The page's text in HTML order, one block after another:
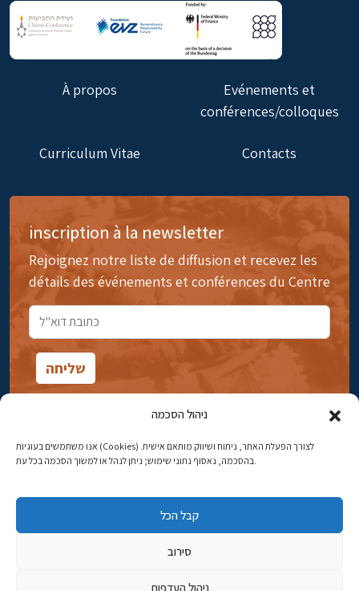
ניהול הסכמה
אנו משתמשים בעוגיות (Cookies) לצורך הפעלת האתר, ניתוח ושיווק מותאם אישית.
בהסכמה, נאסוף נתוני שימוש; ניתן לנהל או למשוך הסכמה בכל עת.
קבל הכל
סירוב
ניהול העדפות
À propos
Evénements et
conférences/colloques
Curriculum Vitae Contacts
inscription à la newsletter
Rejoignez notre liste de diffusion et recevez les
détails des événements et conférences du Centre
14rue Ibn Gavirol, Rehavia, Jérusalem
Adresse électronique:najww2@ybz.org.il